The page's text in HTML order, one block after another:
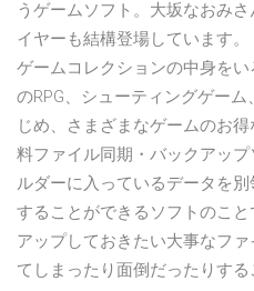
うゲームソフト。大坂なおみ
イヤーも結構登場しています
ゲームコレクションの中身を
のRPG、シューティングゲー
じめ、さまざまなゲームのお
料ファイル同期・バックアッ
ルダーに入っているデータを
することができるソフトのこ
アップしておきたい大事なフ
てしまったり面倒だったりす